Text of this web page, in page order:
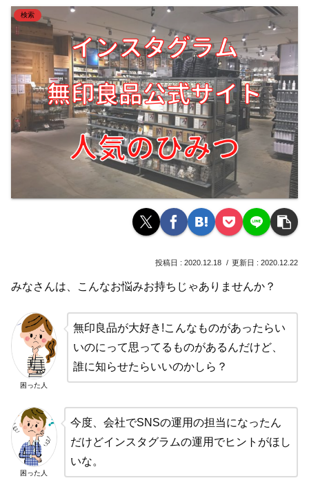
検索
2020.12.18 2020.12.22
みなさんは、こんなお悩みお持ちじゃありませんか？
困った人
無印良品が大好き!こんなものがあったらい
いのにって思ってるものがあるんだけど、
誰に知らせたらいいのかしら？
困った人
今度、会社でSNSの運用の担当になったん
だけどインスタグラムの運用でヒントがほし
いな。